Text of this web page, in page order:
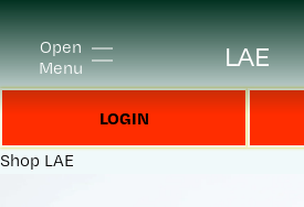
Open
Menu
LAE
LOGIN
Shop LAE